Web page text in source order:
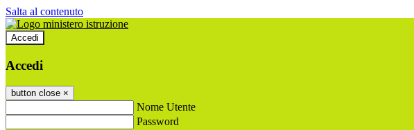
Salta al contenuto
Accedi
Accedi
button close ×
Nome Utente
Password